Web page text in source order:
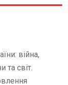
війна,
та світ.